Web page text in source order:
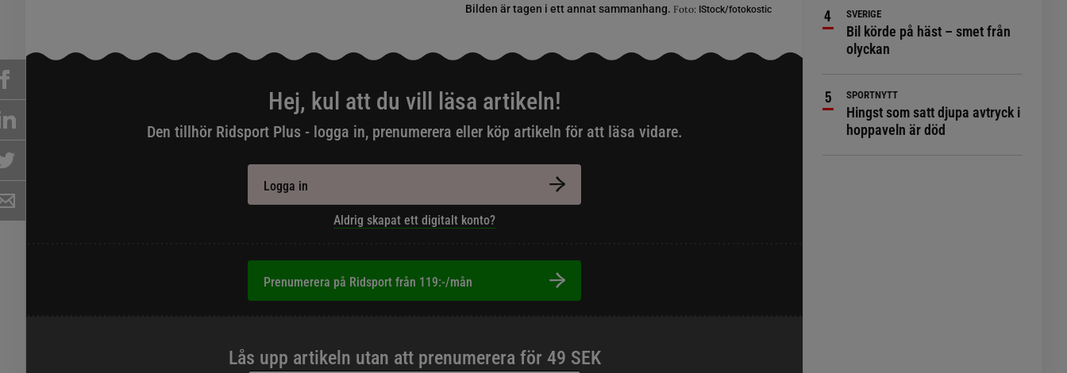
Bilden är tagen i ett annat sammanhang. Foto: IStock/fotokostic
Hej, kul att du vill läsa artikeln!
Den tillhör Ridsport Plus - logga in, prenumerera eller köp artikeln för att läsa vidare.
Logga in
Aldrig skapat ett digitalt konto?
Prenumerera på Ridsport från 119:-/mån
SVERIGE
Bil körde på häst – smet från
olyckan
SPORTNYTT
Hingst som satt djupa avtryck i
hoppaveln är död